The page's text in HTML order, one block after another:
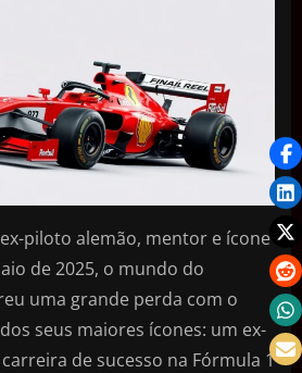
piloto alemão, mentor e ícone
de 2025, o mundo do
uma grande perda com o
seus maiores ícones: um ex-
de sucesso na Fórmula 1